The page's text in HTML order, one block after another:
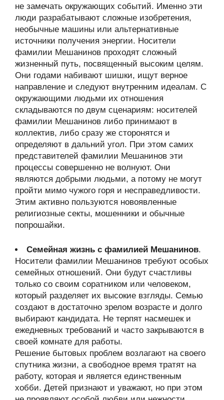
не замечать окружающих событий. Именно эти
люди разрабатывают сложные изобретения,
необычные машины или альтернативные
источники получения энергии. Носители
фамилии Мешанинов проходят сложный
жизненный путь, посвященный высоким целям.
Они годами набивают шишки, ищут верное
направление и следуют внутренним идеалам. С
окружающими людьми их отношения
складываются по двум сценариям: носителей
фамилии Мешанинов либо принимают в
коллектив, либо сразу же сторонятся и
определяют в дальний угол. При этом самих
представителей фамилии Мешанинов эти
процессы совершенно не волнуют. Они
являются добрыми людьми, а потому не могут
пройти мимо чужого горя и несправедливости.
Этим активно пользуются новоявленные
религиозные секты, мошенники и обычные
попрошайки.
Семейная жизнь с фамилией Мешанинов.
Носители фамилии Мешанинов требуют особых
семейных отношений. Они будут счастливы
только со своим соратником или человеком,
который разделяет их высокие взгляды. Семью
создают в достаточно зрелом возрасте и долго
выбирают кандидата. Не терпят насмешек и
ежедневных требований и часто закрываются в
своей комнате для работы.
Решение бытовых проблем возлагают на своего
спутника жизни, а свободное время тратят на
работу, которая и является единственным
хобби. Детей признают и уважают, но при этом